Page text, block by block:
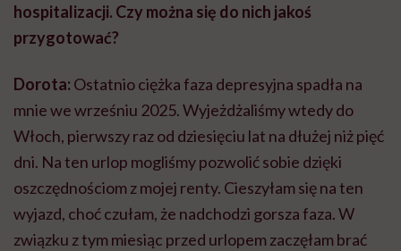
hospitalizacji. Czy można się do nich jakoś
przygotować?
Dorota: Ostatnio ciężka faza depresyjna spadła na
mnie we wrześniu 2025. Wyjeżdżaliśmy wtedy do
Włoch, pierwszy raz od dziesięciu lat na dłużej niż pięć
dni. Na ten urlop mogliśmy pozwolić sobie dzięki
oszczędnościom z mojej renty. Cieszyłam się na ten
wyjazd, choć czułam, że nadchodzi gorsza faza. W
związku z tym miesiąc przed urlopem zaczęłam brać